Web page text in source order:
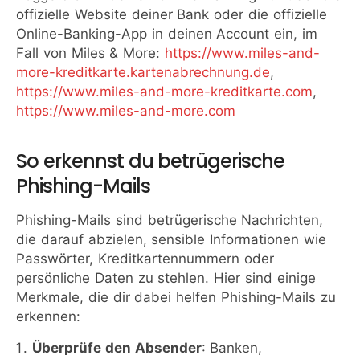
offizielle Website deiner Bank oder die offizielle
Online-Banking-App in deinen Account ein, im
Fall von Miles & More: https://www.miles-and-
more-kreditkarte.kartenabrechnung.de,
https://www.miles-and-more-kreditkarte.com,
https://www.miles-and-more.com
So erkennst du betrügerische
Phishing-Mails
Phishing-Mails sind betrügerische Nachrichten,
die darauf abzielen, sensible Informationen wie
Passwörter, Kreditkartennummern oder
persönliche Daten zu stehlen. Hier sind einige
Merkmale, die dir dabei helfen Phishing-Mails zu
erkennen:
Überprüfe den Absender: Banken,